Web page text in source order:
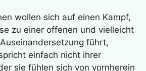
wollen sich auf einen Kampf,
zu einer offenen und vielleicht
führt,
einfach nicht ihrer
sie fühlen sich von vornherein